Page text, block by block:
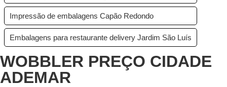
Impressão de embalagens Capão Redondo
Embalagens para restaurante delivery Jardim São Luís
WOBBLER PREÇO CIDADE
ADEMAR